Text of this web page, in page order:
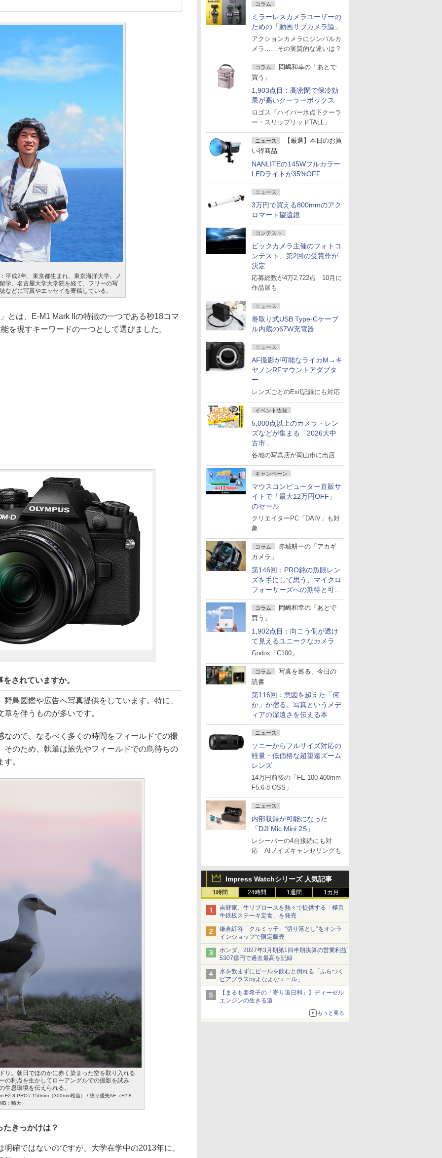
コラム
ミラーレスカメラユーザーの
ための「動画サブカメラ論」
アクションカメラにジンバルカ
メラ……その実質的な違いは？
コラム
岡嶋和幸の「あとで
買う」
1,903点目：高密閉で保冷効
果が高いクーラーボックス
ロゴス「ハイパー氷点下クーラ
ー・スリップリッドTALL」
ニュース
【厳選】本日のお買
い得商品
NANLITEの145Wフルカラー
LEDライトが35%OFF
ニュース
3万円で買える800mmのアク
ロマート望遠鏡
コンテスト
ビックカメラ主催のフォトコ
ンテスト、第2回の受賞作が
決定
応募総数が4万2,722点 10月に
作品展も
ニュース
巻取り式USB Type-Cケーブ
ル内蔵の67W充電器
ニュース
AF撮影が可能なライカM→キ
ヤノンRFマウントアダプタ
ー
レンズごとのExif記録にも対応
イベント告知
5,000点以上のカメラ・レン
ズなどが集まる「2026大中
古市」
各地の写真店が岡山市に出店
キャンペーン
マウスコンピューター直販サ
イトで「最大12万円OFF」
のセール
クリエイターPC「DAIV」も対
象
コラム
赤城耕一の「アカギ
カメラ」
第146回：PRO銘の魚眼レン
ズを手にして思う、マイクロ
フォーサーズへの期待と可能
性
コラム
岡嶋和幸の「あとで
買う」
1,902点目：向こう側が透け
て見えるユニークなカメラ
Godox「C100」
コラム
写真を巡る、今日の
読書
第116回：意図を超えた「何
か」が宿る。写真というメデ
ィアの深遠さを伝える本
ニュース
ソニーからフルサイズ対応の
軽量・低価格な超望遠ズーム
レンズ
14万円前後の「FE 100-400mm
F5.6-8 OSS」
ニュース
内部収録が可能になった
「DJI Mic Mini 2S」
レシーバーの4台接続にも対
応 AIノイズキャンセリングも
Impress Watchシリーズ 人気記事
1時間 24時間 1週間 1カ月
吉野家、牛リブロースを熱々で提供する「極旨
牛鉄板ステーキ定食」を発売
鎌倉紅谷「クルミッ子」“切り落とし”をオンラ
インショップで限定販売
ホンダ、2027年3月期第1四半期決算の営業利益
5307億円で過去最高を記録
水を飲まずにビールを飲むと倒れる「ふらつく
ビアグラスbyよなよなエール」
【まるも亜希子の「寄り道日和」】ディーゼル
エンジンの生きる道
もっと見る
成2年、東京都生まれ。東京海洋大学、ノ
学、名古屋大学大学院を経て、フリーの写
などに写真やエッセイを寄稿している。
とは、E-M1 Mark IIの特徴の一つである秒18コマ
を現すキーワードの一つとして選びました。
されていますか。
鳥図鑑や広告へ写真提供をしています。特に、
を伴うものが多いです。
なので、なるべく多くの時間をフィールドでの撮
そのため、執筆は旅先やフィールドでの鳥待ちの
。
リ。朝日でほのかに赤く染まった空を取り入れる
の利点を生かしてローアングルでの撮影を試み
生息環境を伝えられる。
F2.8 PRO / 150mm（300mm相当） / 絞り優先AE（F2.8、
：晴天
きっかけは？
確ではないのですが、大学在学中の2013年に、